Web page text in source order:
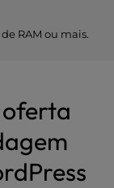
RAM ou mais.